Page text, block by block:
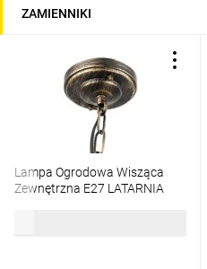
ZAMIENNIKI
Lampa Ogrodowa Wisząca
Zewnętrzna E27 LATARNIA